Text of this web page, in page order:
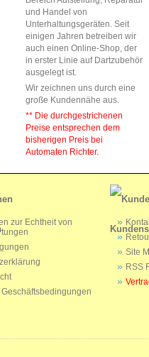
und Handel von
Unterhaltungsgeräten. Seit
einigen Jahren betreiben wir
auch einen Online-Shop, der
in erster Linie auf Dartzubehör
ausgelegt ist.
Wir zeichnen uns durch eine
große Kundennähe aus.
** Die durchgestrichenen
Preise entsprechen dem
bisherigen Preis bei
Automaten Richter.
zur Echtheit von
Site
RSS